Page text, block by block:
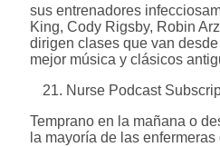
sus entrenadores
King, Cody Rigsby, Robin
dirigen clases que van
mejor música y clásicos
Nurse Podcast
Temprano en la mañana o
la mayoría de las